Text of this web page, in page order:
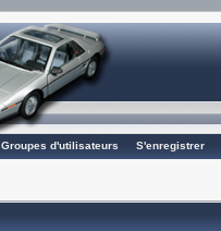
Groupes d'utilisateurs S'enregistrer